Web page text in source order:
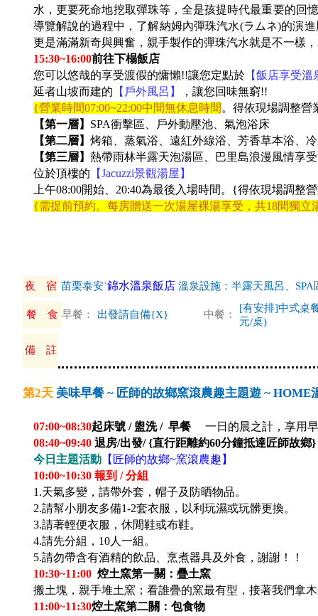
水，更要死命地挖取彈珠等，全是孩提時代最重要的回
導覽解說的過程中，了解納姆內彈珠汽水(ラムネ)的演
更是滿滿新奇與興奮，親手製作的彈珠汽水就是不一樣
15:30~16:00前往下榻飯店
您可以悠哉的享受渡假的慵懶!!讓您定點於 【飯店享受
延者山坡而建的 【戶外風呂】
，讓您回味無窮!!
{營業時間07:00~22:00中間無休息時間 。得依現場調整營
【第一層】 SPA衝擊區、戶外動壓池、氣泡浴床
【第二層】 烤箱、蒸氣浴、遠紅外線浴、芳香草本浴、
【第三層】 熱帶雨林半露天泡湯區、巴里島浪漫風情享
位於頂樓的 【Jacuzzi景觀湯屋】
上午08:00開始、20:40為最後入場時間。{得依現場調整
{需提前預約。每房贈送一次湯屋裸湯享受，共18間獨立
夜 宿 苗栗泰安˙錦水溫泉飯店 溫泉設施：半露天風呂、
餐 食 早餐： 出發請自備{X} 中餐：
[有安排]中式桌
元/桌)
備 註
第2天 美味早餐 ~ 匠師的故鄉窯滾農趣主題遊 ~ HOME
07:00~08:30起床號 / 盥洗 / 早餐 一日的晨之計，享用
08:40~09:40 退房/出發/ {直行距離約60分鐘抵達匠師故鄉}
今日主題活動 【匠師的故鄉~窯滾農趣】
10:00~10:30 報到 / 分組
1.天氣多變，請帶外套，帽子及防晒物品。
2.請幫小朋友多備1-2套衣服，以利玩濕或玩髒更換。
3.請著輕便衣服，休閒鞋或布鞋。
4.請先分組，10人一組。
5.請勿帶含有酒精的飲品、烹煮器具及外食，謝謝！！
10:30~11:00 焢土窯第一關：疊土窯
搬土塊，親手堆土窯；看誰疊的窯最有型，接著我們拿
11:00~11:30焢土窯第二關：包食物